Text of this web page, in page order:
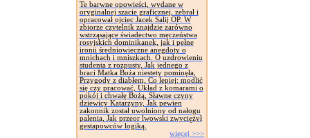
Te barwne opowieści, wydane w
oryginalnej szacie graficznej, zebrał i
opracował ojciec Jacek Salij OP. W
zbiorze czytelnik znajdzie zarówno
wstrząsające świadectwo męczeństwa
rosyjskich dominikanek, jak i pełne
ironii średniowieczne anegdoty o
mnichach i mniszkach. O uzdrowieniu
studenta z rozpusty, Jak jednego z
braci Matka Boża niestety pominęła,
Przygody z diabłem, Co lepiej: modlić
się czy pracować, Układ z komarami o
pokój i chwałę Bożą, Sławne czyny
dziewicy Katarzyny, Jak pewien
zakonnik został uwolniony od nałogu
palenia, Jak przeor lwowski zwyciężył
gestapowców logiką.
więcej >>>